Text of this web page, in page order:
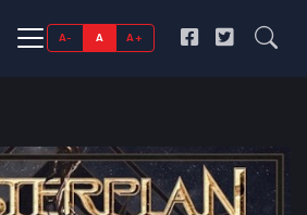
A- A A+